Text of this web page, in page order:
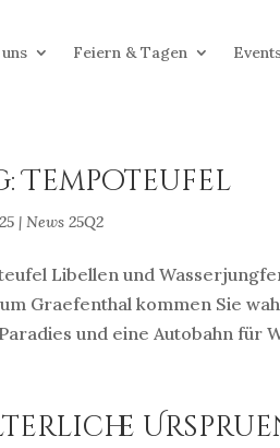
Feiern & Tagen
Tempoteufel
|News 25Q2
Libellen und
Graefenthal kommen Sie
und eine Autobahn für